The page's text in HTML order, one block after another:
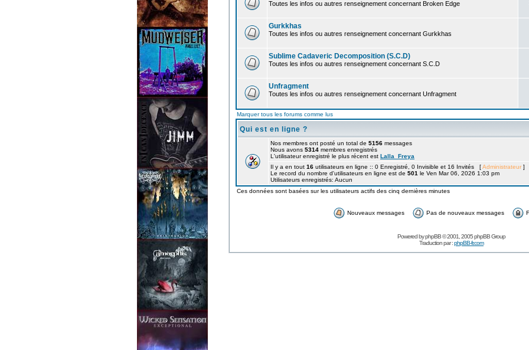
Toutes les infos ou autres renseignement concernant Broken Edge
Gurkkhas
Toutes les infos ou autres renseignement concernant Gurkkhas
Sublime Cadaveric Decomposition (S.C.D)
Toutes les infos ou autres renseignement concernant S.C.D
Unfragment
Toutes les infos ou autres renseignement concernant Unfragment
Marquer tous les forums comme lus
Qui est en ligne ?
Nos membres ont posté un total de 5156 messages
Nous avons 5314 membres enregistrés
L'utilisateur enregistré le plus récent est Lalla_Freya
Il y a en tout 16 utilisateurs en ligne :: 0 Enregistré, 0 Invisible et 16 Invités [Administrateur ]
Le record du nombre d'utilisateurs en ligne est de 501 le Ven Mar 06, 2026 1:03 pm
Utilisateurs enregistrés: Aucun
Ces données sont basées sur les utilisateurs actifs des cinq dernières minutes
Nouveaux messages Pas de nouveaux messages
Powered byphpBB© 2001, 2005 phpBB Group
Traduction par :phpBB-fr.com